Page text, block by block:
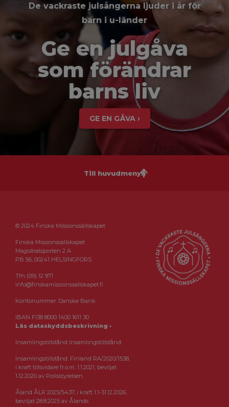
De vackraste julsångerna ljuder i år för
barn i u-länder
Ge en julgåva
som förändrar
barns liv
GE EN GÅVA ›
Till huvudmenyn
© 2024 Finska Missionssällskapet
Finska Missionssällskapet
Magistratsporten 2 A
PB 56, 00241 HELSINGFORS
Tfn (09) 12 971
info@finskamissionssallskapet.fi
Kontonummer: Danske Bank
IBAN FI38 8000 1400 1611 30
Läs dataskyddsbeskrivning ›
Insamlingstillstånd Insamlingstillstånd:
Insamlingstillstånd: Finland RA/2020/1538,
i kraft tillsvidare fr.o.m. 1.1.2021, beviljat
1.12.2020 av Polisstyrelsen.
Åland ÅLR 2025/5437, i kraft 1.1-31.12.2026,
beviljat 28.8.2025 av Ålands